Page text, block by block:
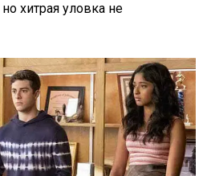
хитрая уловка не